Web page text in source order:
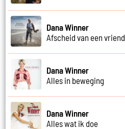
Dana Winner
Afscheid van een vriend
Dana Winner
Alles in beweging
Dana Winner
Alles wat ik doe